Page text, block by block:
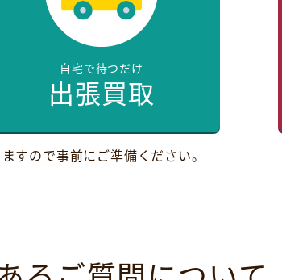
自宅で待つだけ
出張買取
すので事前にご準備ください。